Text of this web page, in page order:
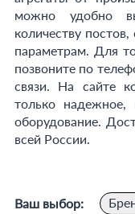
можно удобно
количеству
параметрам. Для
позвоните по
связи. На сайте
только надежное,
оборудование.
всей России.
Ваш выбор: